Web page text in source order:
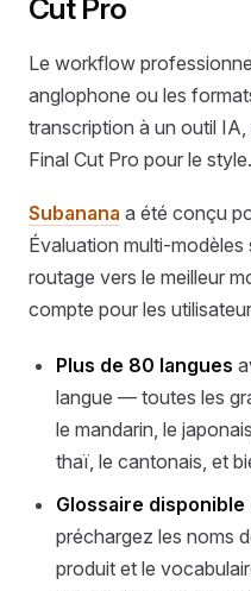
Cut Pro
Le workflow
anglophone ou les
transcription à un outil
Final Cut Pro pour le style.
Subanana a été conçu
Évaluation multi-
routage vers le meilleur
compte pour les
Plus de 80 langues
langue — toutes les
le mandarin, le
thaï, le cantonais, et
Glossaire
préchargez les noms
produit et le